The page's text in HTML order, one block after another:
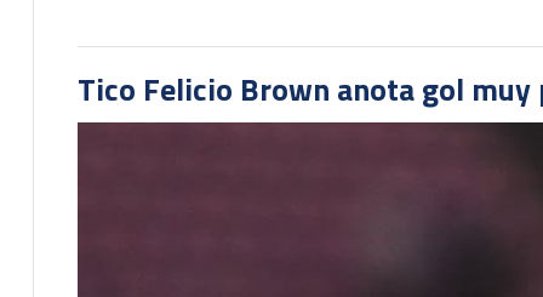
Tico Felicio Brown anota gol muy